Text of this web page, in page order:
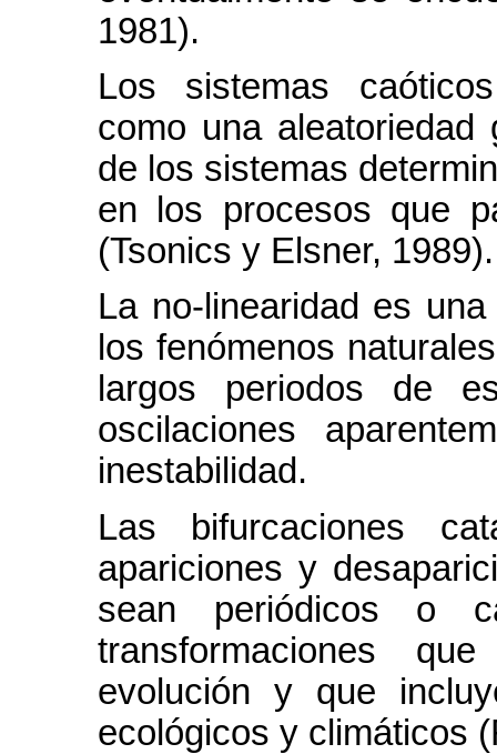
1981).
Los sistemas
como una
de los sistemas
en los procesos que
(Tsonics y Elsner, 1989).
La no-linearidad es
los fenómenos
largos periodos de
oscilaciones
inestabilidad.
Las bifurcaciones
apariciones y
sean periódicos o
transformaciones
evolución y que
ecológicos y climáticos